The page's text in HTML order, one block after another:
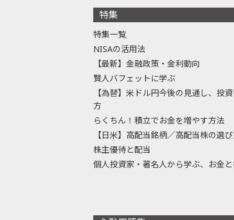
特集
特集一覧
NISAの活用法
【最新】金融政策・金利動向
賢人バフェットに学ぶ
【為替】米ドル円今後の見通し、投
方
らくちん！積立でお金を増やす方法
【日米】高配当銘柄／高配当株の選
株主優待と配当
個人投資家・著名人から学ぶ、お金